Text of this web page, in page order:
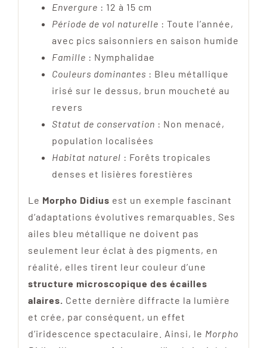
Envergure : 12 à 15 cm
Période de vol naturelle : Toute l’année,
avec pics saisonniers en saison humide
Famille : Nymphalidae
Couleurs dominantes : Bleu métallique
irisé sur le dessus, brun moucheté au
revers
Statut de conservation : Non menacé,
population localisées
Habitat naturel : Forêts tropicales
denses et lisières forestières
Le Morpho Didius est un exemple fascinant
d’adaptations évolutives remarquables. Ses
ailes bleu métallique ne doivent pas
seulement leur éclat à des pigments, en
réalité, elles tirent leur couleur d’une
structure microscopique des écailles
alaires. Cette dernière diffracte la lumière
et crée, par conséquent, un effet
d’iridescence spectaculaire. Ainsi, le Morpho